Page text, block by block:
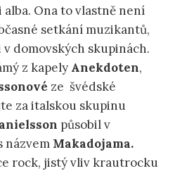
Ona to vlastně není
setkání muzikantů,
domovských skupinách.
z kapely Anekdoten,
ze švédské
za italskou skupinu
působil v
názvem Makadojama.
rock, jistý vliv krautrocku